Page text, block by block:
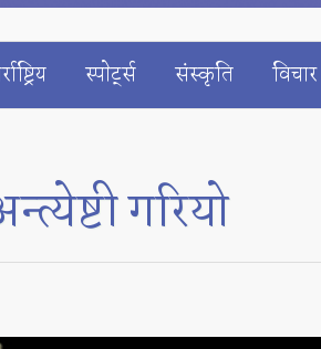
स्पाेर्ट्स संस्कृति विचार
गरियो